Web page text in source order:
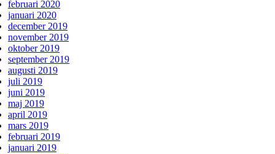
februari 2020
januari 2020
december 2019
november 2019
oktober 2019
september 2019
augusti 2019
juli 2019
juni 2019
maj 2019
april 2019
mars 2019
februari 2019
januari 2019